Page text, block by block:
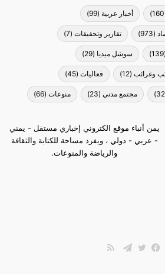
أخبار عربية (99)
(973) تقارير وتحقيقات (7)
(139) سوشل ميديا (29)
وغرائب (12) فعاليات (45)
مجتمع مدني (23) منوعات (66)
يمن أنباء موقع الكتروني إخباري مستقل - يمني
- عربي - دولي ، ويفرد مساحة للكتابة والثقافة
والرياضة والمنوعات.